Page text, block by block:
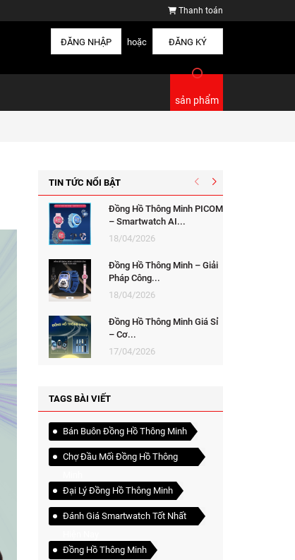
Thanh toán
ĐĂNG NHẬP hoặc ĐĂNG KÝ
sản phẩm
TIN TỨC NỔI BẬT
Đồng Hồ Thông Minh PICOM
– Smartwatch AI...
18/04/2026
Đồng Hồ Thông Minh – Giải
Pháp Công...
18/04/2026
Đồng Hồ Thông Minh Giá Sỉ
– Cơ...
17/04/2026
TAGS BÀI VIẾT
Bán Buôn Đồng Hồ Thông Minh
Chợ Đầu Mối Đồng Hồ Thông
Đại Lý Đồng Hồ Thông Minh
Đánh Giá Smartwatch Tốt Nhất
Đồng Hồ Thông Minh